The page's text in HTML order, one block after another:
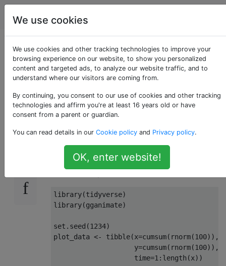
Programmierung
gganimate Handlung,
in der Punkte bleiben
und Linie verblasst
11
Hier ist ein reproduzierbares Beispiel eines
statischen Diagramms, das ich animieren
möchte (ich möchte zeigen, wie sich ein
MCMC-Sampler verhält).
library(tidyverse)
library(gganimate)
set.seed (1234)
plot_data <- tibble(x=cumsum( rnorm(100)),
                    y
=cumsum( rnorm(100)),
                    time
=1 : length (x))
We use cookies
We use cookies and other tracking technologies to improve your
browsing experience on our website, to show you personalized
content and targeted ads, to analyze our website traffic, and to
understand where our visitors are coming from.
By continuing, you consent to our use of cookies and other tracking
technologies and affirm you're at least 16 years old or have
consent from a parent or guardian.
You can read details in our Cookie policy and Privacy policy.
OK, enter website!